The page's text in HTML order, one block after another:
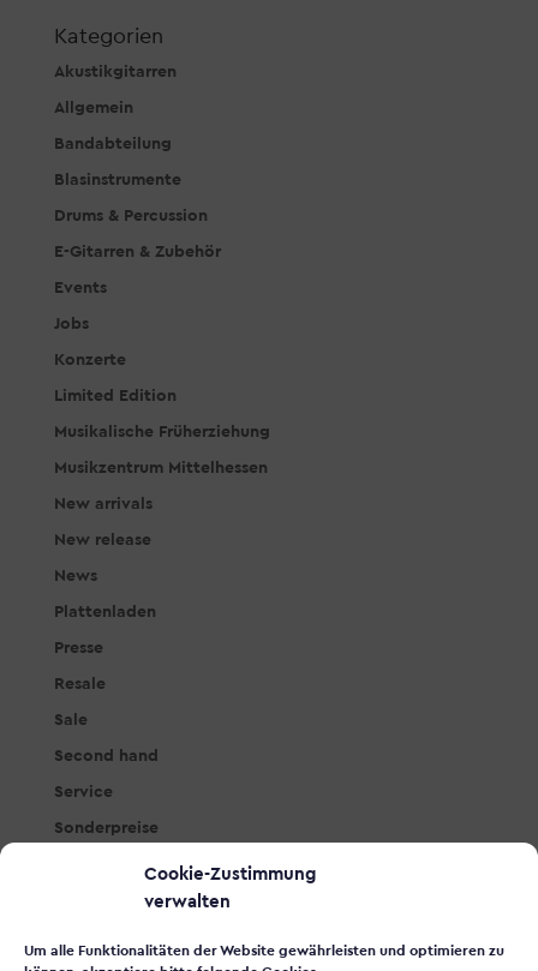
Cookie-Zustimmung
verwalten
Um alle Funktionalitäten der Website gewährleisten und optimieren zu
Kategorien
Akustikgitarren
Allgemein
Bandabteilung
Blasinstrumente
Drums & Percussion
E-Gitarren & Zubehör
Events
Jobs
Konzerte
Limited Edition
Musikalische Früherziehung
Musikzentrum Mittelhessen
New arrivals
New release
News
Plattenladen
Presse
Resale
Sale
Second hand
Service
Sonderpreise
Tasteninstrumente